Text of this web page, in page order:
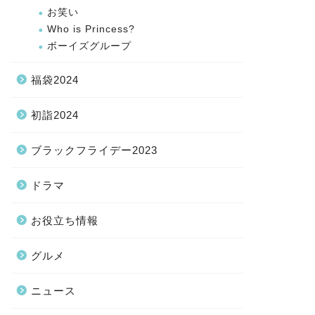
お笑い
Who is Princess?
ボーイズグループ
福袋2024
初詣2024
ブラックフライデー2023
ドラマ
お役立ち情報
グルメ
ニュース